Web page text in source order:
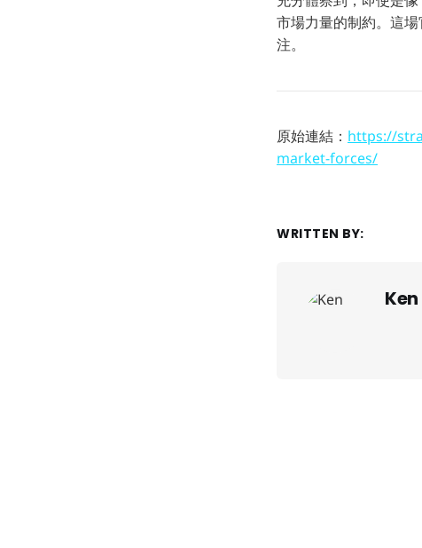
市場力量的制約。這
注。
原始連結： https://
market-forces/
WRITTEN BY:
Ken